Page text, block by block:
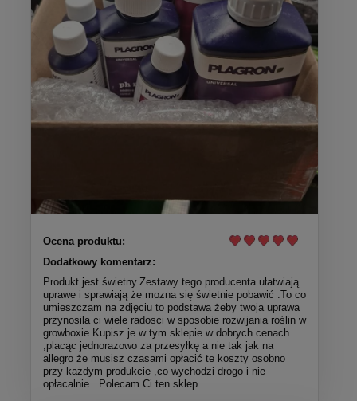
Ocena produktu:
Dodatkowy komentarz:
Produkt jest świetny.Zestawy tego producenta ułatwiają
uprawe i sprawiają że mozna się świetnie pobawić .To co
umieszczam na zdjęciu to podstawa żeby twoja uprawa
przynosila ci wiele radosci w sposobie rozwijania roślin w
growboxie.Kupisz je w tym sklepie w dobrych cenach
,placąc jednorazowo za przesyłkę a nie tak jak na
allegro że musisz czasami opłacić te koszty osobno
przy każdym produkcie ,co wychodzi drogo i nie
opłacalnie . Polecam Ci ten sklep .